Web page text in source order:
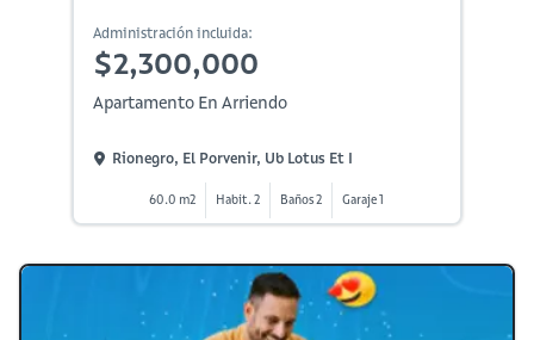
Administración incluida:
$2,300,000
Apartamento En Arriendo
Rionegro, El Porvenir, Ub Lotus Et I
60.0 m2 Habit. 2 Baños 2 Garaje 1